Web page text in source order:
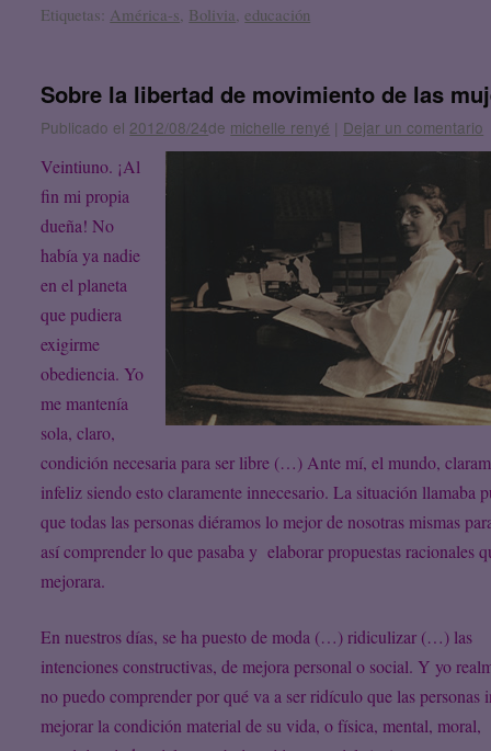
Etiquetas: América-s, Bolivia,educación
Sobre la libertad de movimiento de las
Publicado el 2012/08/24de michelle renyé | Dejar un comentario
Veintiuno. ¡Al
fin mi propia
dueña! No
había ya nadie
en el planeta
que pudiera
exigirme
obediencia. Yo
me mantenía
sola, claro,
condición necesaria para ser libre (…) Ante mí, el mundo,
infeliz siendo esto claramente innecesario. La situación llamaba
que todas las personas diéramos lo mejor de nosotras mismas
así comprender lo que pasaba y elaborar propuestas racionales
mejorara.
En nuestros días, se ha puesto de moda (…) ridiculizar (…) las
intenciones constructivas, de mejora personal o social. Y yo
no puedo comprender por qué va a ser ridículo que las personas
mejorar la condición material de su vida, o física, mental, moral,